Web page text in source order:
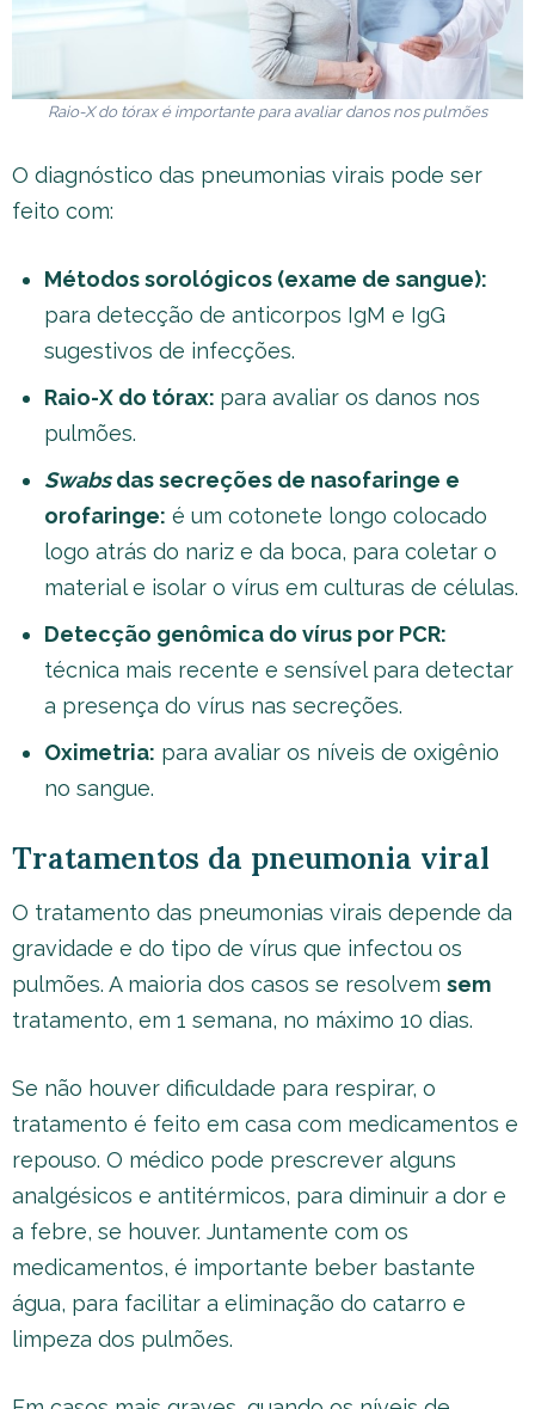
Raio-X do tórax é importante para avaliar danos nos pulmões
O diagnóstico das pneumonias virais pode ser
feito com:
Métodos sorológicos (exame de sangue):
para detecção de anticorpos IgM e IgG
sugestivos de infecções.
Raio-X do tórax: para avaliar os danos nos
pulmões.
Swabsdas secreções de nasofaringe e
orofaringe: é um cotonete longo colocado
logo atrás do nariz e da boca, para coletar o
material e isolar o vírus em culturas de células.
Detecção genômica do vírus por PCR:
técnica mais recente e sensível para detectar
a presença do vírus nas secreções.
Oximetria: para avaliar os níveis de oxigênio
no sangue.
Tratamentos da pneumonia viral
O tratamento das pneumonias virais depende da
gravidade e do tipo de vírus que infectou os
pulmões. A maioria dos casos se resolvem sem
tratamento, em 1 semana, no máximo 10 dias.
Se não houver dificuldade para respirar, o
tratamento é feito em casa com medicamentos e
repouso. O médico pode prescrever alguns
analgésicos e antitérmicos, para diminuir a dor e
a febre, se houver. Juntamente com os
medicamentos, é importante beber bastante
água, para facilitar a eliminação do catarro e
limpeza dos pulmões.